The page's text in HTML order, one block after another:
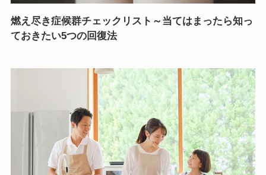
燃え尽き症候群チェックリスト～当てはまったら知っ
ておきたい5つの回復法